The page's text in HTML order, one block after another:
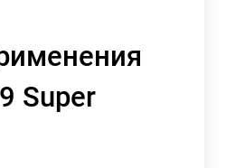
Super